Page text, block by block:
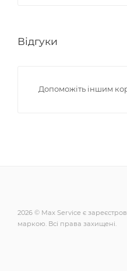
Відгуки
Допоможіть іншим
2026 © Max Service є
маркою. Всі права захищені.